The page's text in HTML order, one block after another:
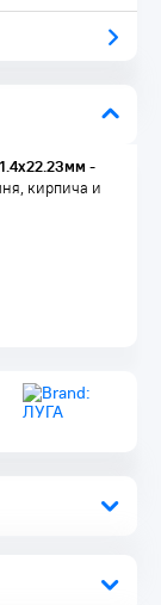
-
кирпича и